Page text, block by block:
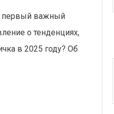
первый важный
о тенденциях,
в 2025 году? Об